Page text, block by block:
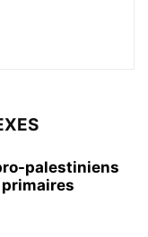
palestiniens